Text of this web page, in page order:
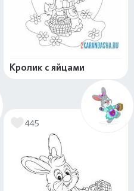
Кролик с яйцами
445